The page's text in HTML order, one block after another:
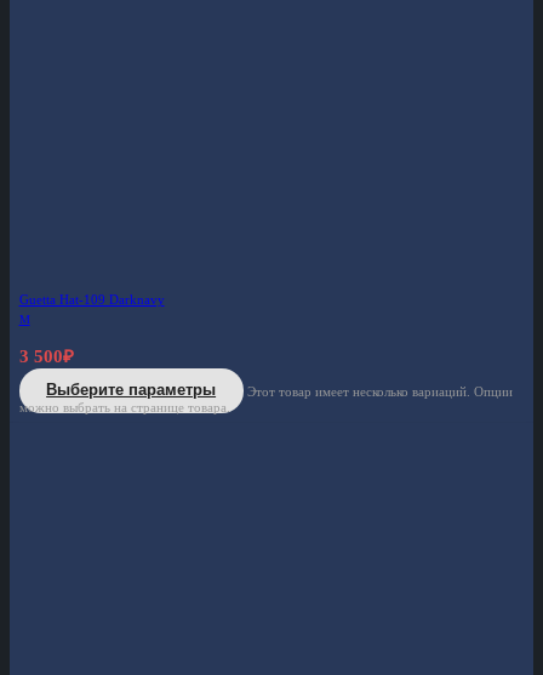
Guetta Hat-109 Darknavy
M
3 500₽
Выберите параметры
Этот товар имеет несколько вариаций. Опции
можно выбрать на странице товара.